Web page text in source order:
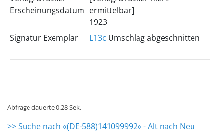
Erscheinungsdatum ermittelbar]
1923
Signatur Exemplar
L13c Umschlag abgeschnitten
Abfrage dauerte 0.28 Sek.
>> Suche nach «(DE-588)141099992» - Alt nach Neu